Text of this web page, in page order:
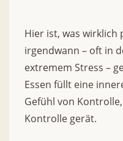
Hier ist, was wirklich
irgendwann – oft in
extremem Stress –
Essen füllt eine
Gefühl von
Kontrolle gerät.